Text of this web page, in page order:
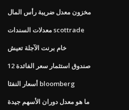
مخزون معدل ضريبة رأس المال
معدلات السندات scottrade
خام برنت الآجلة تعيش
12 صندوق استثمار سعر الفائدة
أسعار النفثا bloomberg
ما هو معدل دوران الأسهم جيدة